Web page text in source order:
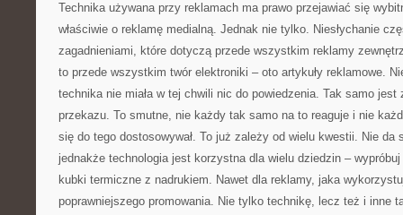
Technika używana przy reklamach ma prawo przejawiać się
właściwie o reklamę medialną. Jednak nie tylko. Niesłychanie
zagadnieniami, które dotyczą przede wszystkim reklamy
to przede wszystkim twór elektroniki – oto artykuły reklamowe.
technika nie miała w tej chwili nic do powiedzenia. Tak samo jest
przekazu. To smutne, nie każdy tak samo na to reaguje i nie
się do tego dostosowywał. To już zależy od wielu kwestii. Nie da
jednakże technologia jest korzystna dla wielu dziedzin –
kubki termiczne z nadrukiem. Nawet dla reklamy, jaka
poprawniejszego promowania. Nie tylko technikę, lecz też i inne